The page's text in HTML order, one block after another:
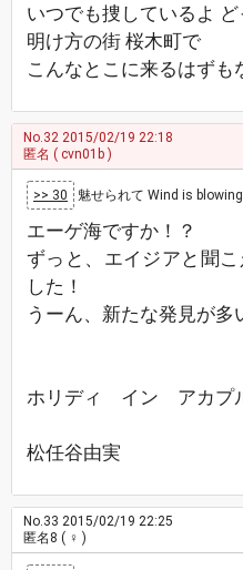
いつでも捜しているよ
明け方の街 桜木町で
こんなとこに来るはずも
No.32 2015/02/19 22:18
匿名 ( cvn01b )
>> 30 魅せられて Wind is blowing from Agear 風はエ
エーゲ海ですか！？
ずっと、エイジアと聞
した！
うーん、新たな発見が多
ホリディ イン アカプ
松任谷由実
No.33 2015/02/19 22:25
匿名8 ( ♀ )